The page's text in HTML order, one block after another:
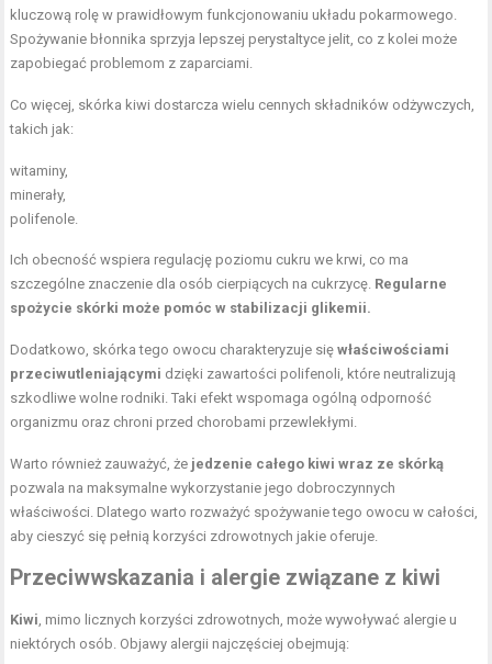
kluczową rolę w prawidłowym funkcjonowaniu układu pokarmowego.
Spożywanie błonnika sprzyja lepszej perystaltyce jelit, co z kolei może
zapobiegać problemom z zaparciami.
Co więcej, skórka kiwi dostarcza wielu cennych składników odżywczych,
takich jak:
witaminy,
minerały,
polifenole.
Ich obecność wspiera regulację poziomu cukru we krwi, co ma
szczególne znaczenie dla osób cierpiących na cukrzycę. Regularne
spożycie skórki może pomóc w stabilizacji glikemii.
Dodatkowo, skórka tego owocu charakteryzuje sięwłaściwościami
przeciwutleniającymi dzięki zawartości polifenoli, które neutralizują
szkodliwe wolne rodniki. Taki efekt wspomaga ogólną odporność
organizmu oraz chroni przed chorobami przewlekłymi.
Warto również zauważyć, że jedzenie całego kiwi wraz ze skórką
pozwala na maksymalne wykorzystanie jego dobroczynnych
właściwości. Dlatego warto rozważyć spożywanie tego owocu w całości,
aby cieszyć się pełnią korzyści zdrowotnych jakie oferuje.
Przeciwwskazania i alergie związane z kiwi
Kiwi , mimo licznych korzyści zdrowotnych, może wywoływać alergie u
niektórych osób. Objawy alergii najczęściej obejmują: